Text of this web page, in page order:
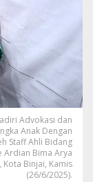
Advokasi dan
Anak Dengan
Staff Ahli Bidang
Ardian Bima Arya
Kota Binjai, Kamis
(26/6/2025).